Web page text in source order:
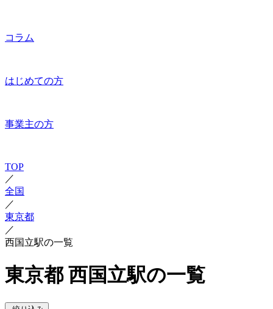
コラム
はじめての方
事業主の方
TOP
／
全国
／
東京都
／
西国立駅の一覧
東京都 西国立駅の一覧